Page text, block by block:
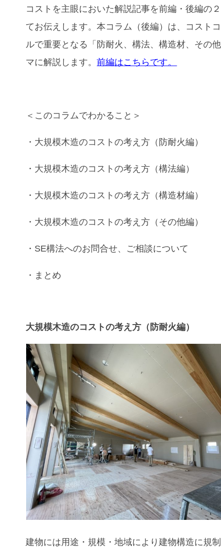
コストを主眼においた解説記事を前編・後編の
てお伝えします。本コラム（後編）は、コスト
ルで重要となる「 防耐火、構法、構造材、その他
マに解説します。前編はこちらです。
＜このコラムでわかること＞
・ 大規模木造のコストの考え方（ 防耐火編）
・ 大規模木造のコストの考え方（構法編）
・ 大規模木造のコストの考え方（構造材編）
・ 大規模木造のコストの考え方（ その他編）
・ SE構法へのお問合せ、ご相談について
・まとめ
大規模木造のコストの考え方（防耐火編）
建物には用途・規模・地域により建物構造に規